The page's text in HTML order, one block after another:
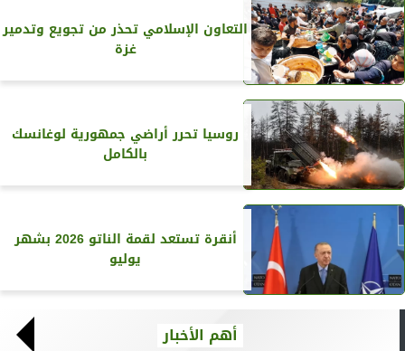
التعاون الإسلامي تحذر من تجويع وتدمير
غزة
روسيا تحرر أراضي جمهورية لوغانسك
بالكامل
أنقرة تستعد لقمة الناتو 2026 بشهر
يوليو
أهم الأخبار